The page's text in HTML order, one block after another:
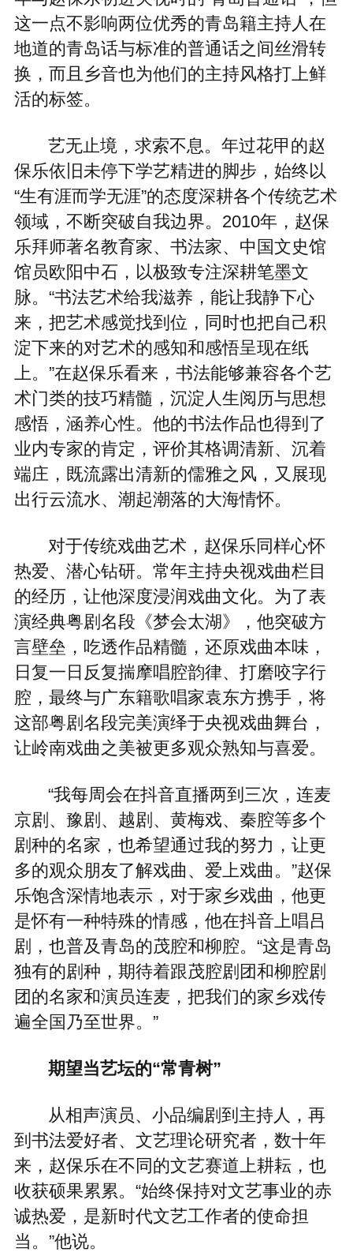
这一点不影响两位优秀的青岛籍主持人在
地道的青岛话与标准的普通话之间丝滑转
换，而且乡音也为他们的主持风格打上鲜
活的标签。
艺无止境，求索不息。年过花甲的赵
保乐依旧未停下学艺精进的脚步，始终以
“生有涯而学无涯”的态度深耕各个传统艺术
领域，不断突破自我边界。2010年，赵保
乐拜师著名教育家、书法家、中国文史馆
馆员欧阳中石，以极致专注深耕笔墨文
脉。“书法艺术给我滋养，能让我静下心
来，把艺术感觉找到位，同时也把自己积
淀下来的对艺术的感知和感悟呈现在纸
上。”在赵保乐看来，书法能够兼容各个艺
术门类的技巧精髓，沉淀人生阅历与思想
感悟，涵养心性。他的书法作品也得到了
业内专家的肯定，评价其格调清新、沉着
端庄，既流露出清新的儒雅之风，又展现
出行云流水、潮起潮落的大海情怀。
对于传统戏曲艺术，赵保乐同样心怀
热爱、潜心钻研。常年主持央视戏曲栏目
的经历，让他深度浸润戏曲文化。为了表
演经典粤剧名段《梦会太湖》，他突破方
言壁垒，吃透作品精髓，还原戏曲本味，
日复一日反复揣摩唱腔韵律、打磨咬字行
腔，最终与广东籍歌唱家袁东方携手，将
这部粤剧名段完美演绎于央视戏曲舞台，
让岭南戏曲之美被更多观众熟知与喜爱。
“我每周会在抖音直播两到三次，连麦
京剧、豫剧、越剧、黄梅戏、秦腔等多个
剧种的名家，也希望通过我的努力，让更
多的观众朋友了解戏曲、爱上戏曲。”赵保
乐饱含深情地表示，对于家乡戏曲，他更
是怀有一种特殊的情感，他在抖音上唱吕
剧，也普及青岛的茂腔和柳腔。“这是青岛
独有的剧种，期待着跟茂腔剧团和柳腔剧
团的名家和演员连麦，把我们的家乡戏传
遍全国乃至世界。”
期望当艺坛的“常青树”
从相声演员、小品编剧到主持人，再
到书法爱好者、文艺理论研究者，数十年
来，赵保乐在不同的文艺赛道上耕耘，也
收获硕果累累。“始终保持对文艺事业的赤
诚热爱，是新时代文艺工作者的使命担
当。”他说。